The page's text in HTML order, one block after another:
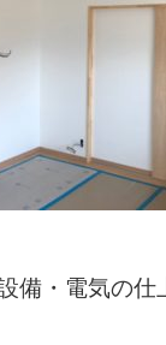
備・電気の仕